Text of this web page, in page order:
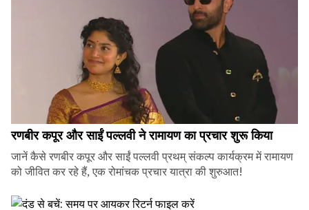
रणबीर कपूर और साईं पल्लवी ने रामायण का प्रचार शुरू किया
जानें कैसे रणबीर कपूर और साईं पल्लवी प्रथम् संकल्प कार्यक्रम में रामायण
को जीवित कर रहे हैं, एक रोमांचक प्रचार यात्रा की शुरुआत!